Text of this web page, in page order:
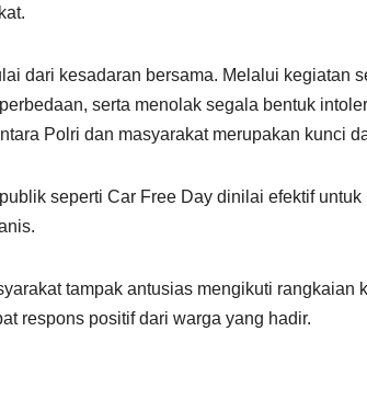
dari kesadaran bersama. Melalui
serta menolak segala bentuk
Polri dan masyarakat merupakan kunci
seperti Car Free Day dinilai efektif
tampak antusias mengikuti
respons positif dari warga yang hadir.